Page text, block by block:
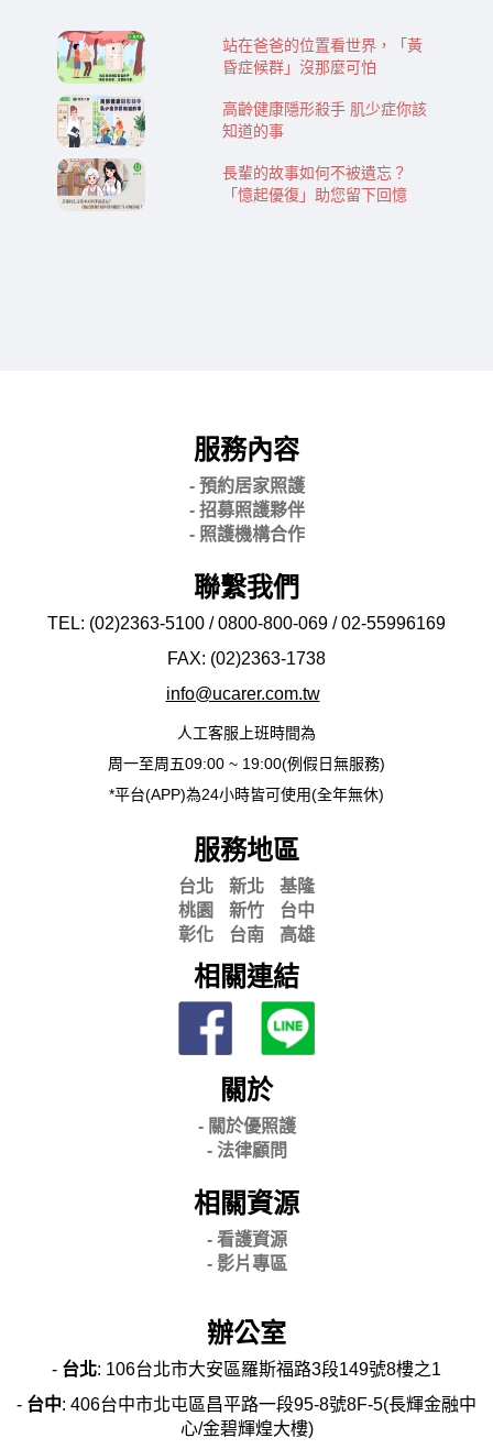
站在爸爸的位置看世界，「黃
昏症候群」沒那麼可怕
高齡健康隱形殺手 肌少症你該
知道的事
長輩的故事如何不被遺忘？
「憶起優復」助您留下回憶
服務內容
- 預約居家照護
- 招募照護夥伴
- 照護機構合作
聯繫我們
TEL: (02)2363-5100 / 0800-800-069 / 02-55996169
FAX: (02)2363-1738
info@ucarer.com.tw
人工客服上班時間為
周一至周五09:00 ~ 19:00(例假日無服務)
*平台(APP)為24小時皆可使用(全年無休)
服務地區
台北 新北
基隆
桃園
新竹
台中
彰化
台南 高雄
相關連結
關於
- 關於優照護
- 法律顧問
相關資源
- 看護資源
- 影片專區
辦公室
- 台北: 106台北市大安區羅斯福路3段149號8樓之1
- 台中: 406台中市北屯區昌平路一段95-8號8F-5(長輝金融中
心/金碧輝煌大樓)